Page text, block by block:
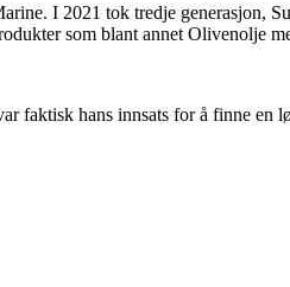
I 2021 tok tredje generasjon,
som blant annet Olivenolje
faktisk hans innsats for å finne en